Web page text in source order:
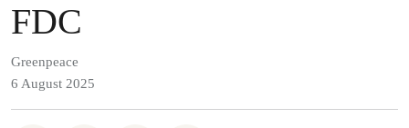
FDC
Greenpeace
6 August 2025